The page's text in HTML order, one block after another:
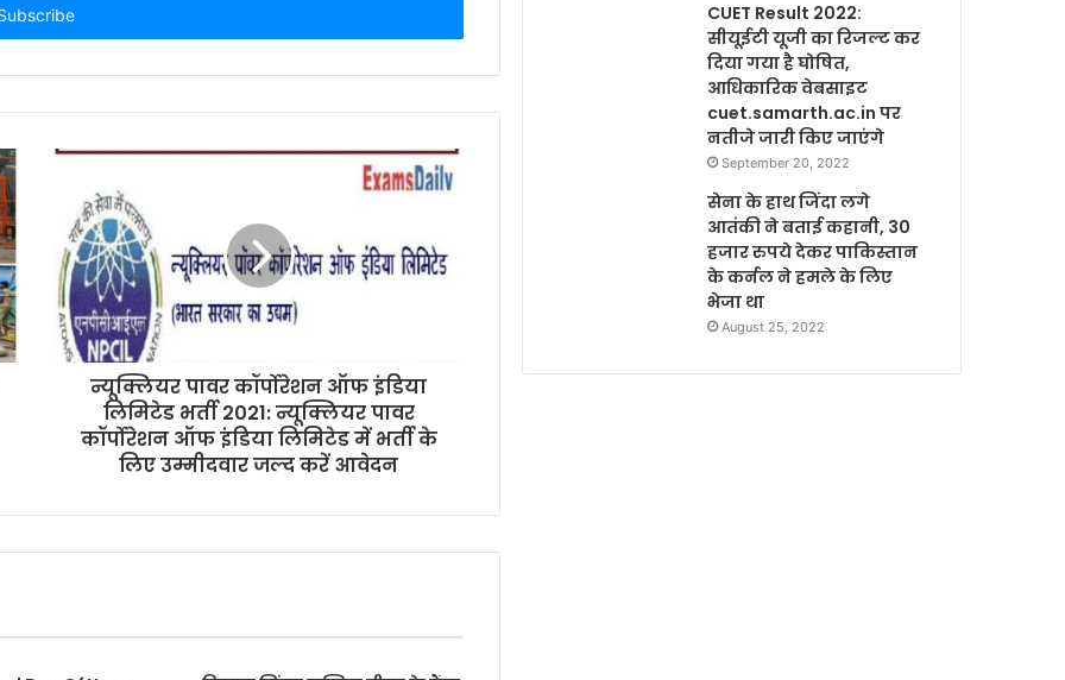
न्यूक्लियर पावर कॉर्पोरेशन ऑफ इंडिया
लिमिटेड भर्ती 2021: न्यूक्लियर पावर
कॉर्पोरेशन ऑफ इंडिया लिमिटेड में भर्ती के
लिए उम्मीदवार जल्द करें आवेदन
CUET Result 2022:
सीयूईटी यूजी का रिजल्ट कर
दिया गया है घोषित,
आधिकारिक वेबसाइट
cuet.samarth.ac.in पर
नतीजे जारी किए जाएंगे
September 20, 2022
सेना के हाथ जिंदा लगे
आतंकी ने बताई कहानी, 30
हजार रुपये देकर पाकिस्तान
के कर्नल ने हमले के लिए
भेजा था
August 25, 2022